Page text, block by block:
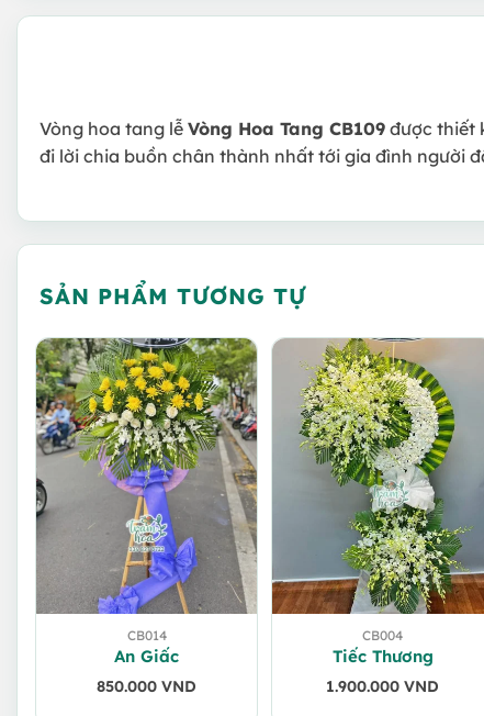
Vòng hoa tang lễ Vòng Hoa Tang CB109 được thiết
đi lời chia buồn chân thành nhất tới gia đình người
SẢN PHẨM TƯƠNG TỰ
CB014
An Giấc
850.000VND
CB004
Tiếc Thương
1.900.000VND